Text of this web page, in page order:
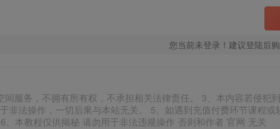
您当前未登录！建议登陆后
服务，不拥有所有权，不承担相关法律责任。 3、本内容若侵犯
非法操作，一切后果与本站无关。 5、如遇到充值付费环节课程或
本教程仅供揭秘 请勿用于非法违规操作 否则和作者 官网 无关